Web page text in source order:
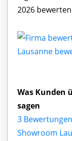
2026 bewerten
Lausanne
Was Kunden
sagen
3
Showroom